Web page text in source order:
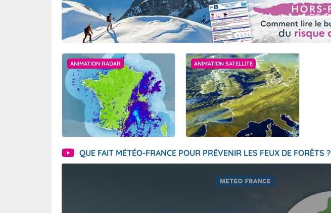
ANIMATION RADAR ANIMATION SATELLITE
QUE FAIT MÉTÉO-FRANCE POUR PRÉVENIR LES FEUX DE FORÊTS ?